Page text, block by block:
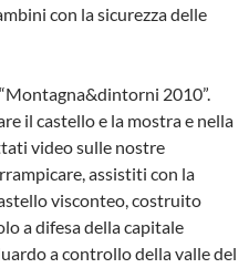
con la sicurezza delle
2010”.
il castello e la mostra e nella
video sulle nostre
assistiti con la
visconteo, costruito
a difesa della capitale
a controllo della valle del